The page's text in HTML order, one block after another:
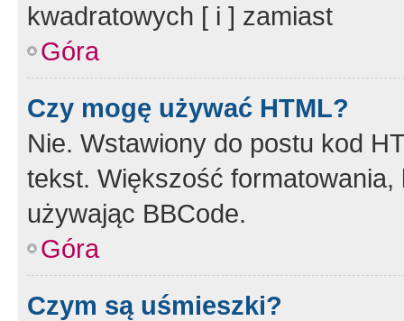
kwadratowych [ i ] zamiast
Góra
Czy mogę używać HTML?
Nie. Wstawiony do postu kod
tekst. Większość
używając BBCode.
Góra
Czym są uśmieszki?